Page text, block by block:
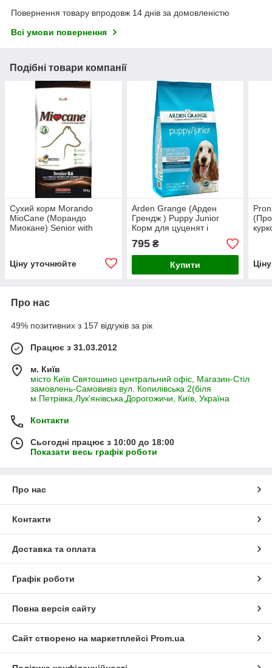
Повернення товару впродовж 14 днів за домовленістю
Всі умови повернення
Подібні товари компанії
Сухий корм Morando
MioCane (Морандо
Миокане) Senior with
Ціну уточнюйте
Arden Grange (Арден
Грендж ) Puppy Junior
Корм для цуценят і
курка з рисом, 2 кг
795₴
Купити
Про нас
49% позитивних з 157 відгуків за рік
Працює з 31.03.2012
м. Київ
місто Київ Святошино центральний офіс, Магазин-Стіл
замовлень-Самовивіз вул. Копилівська 2(біля
м.Петрівка,Лук'янівська,Дорогожичи, Київ, Україна
Контакти
Сьогодні працює з 10:00 до 18:00
Показати весь графік роботи
Про нас
Контакти
Доставка та оплата
Графік роботи
Повна версія сайту
Сайт створено на маркетплейсі Prom.ua